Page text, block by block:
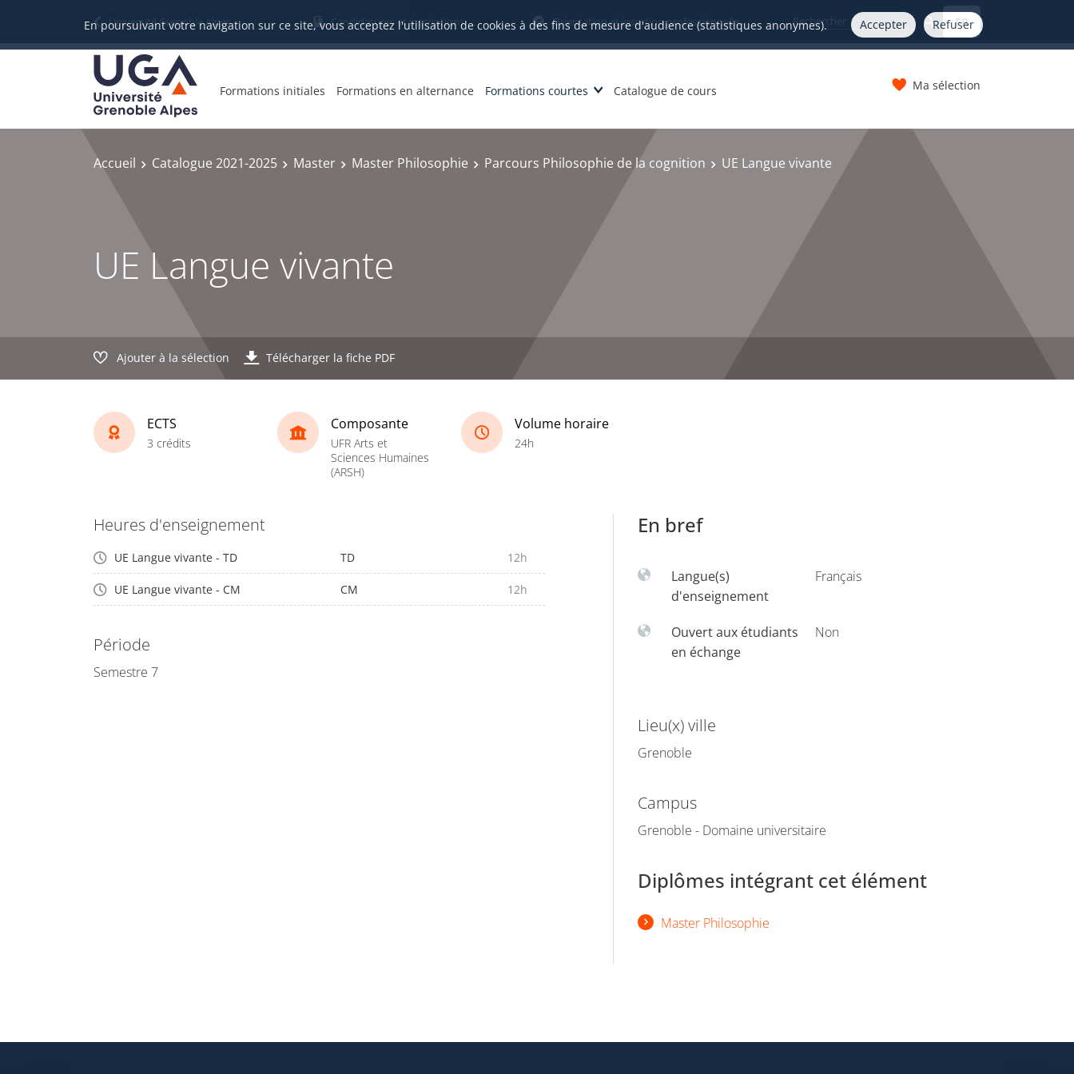
En poursuivant votre navigation sur ce site, vous acceptez l'utilisation de cookies à des fins de mesure d'audience (statistiques anonymes). Accepter Refuser
Université Grenoble Alpes Candidatures et inscriptions Orientation et insertion professionnelle FR
Formations initiales Formations en alternance Formations courtes Catalogue de cours Ma sélection
Accueil Catalogue 2021-2025 Master Master Philosophie Parcours Philosophie de la cognition UE Langue vivante
UE Langue vivante
Ajouter à la sélection Télécharger la fiche PDF
ECTS
3 crédits
Composante
UFR Arts et
Sciences Humaines
(ARSH)
Volume horaire
24h
Heures d'enseignement
UE Langue vivante - TD TD 12h
UE Langue vivante - CM CM 12h
Période
Semestre 7
En bref
Langue(s)
d'enseignement
Français
Ouvert aux étudiants
en échange
Non
Lieu(x) ville
Grenoble
Campus
Grenoble - Domaine universitaire
Diplômes intégrant cet élément
Master Philosophie